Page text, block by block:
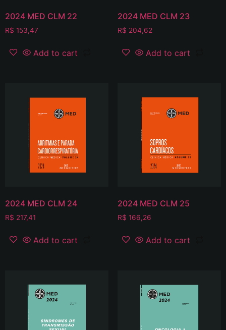
2024 MED CLM 22
R$ 153,47
Add to cart
2024 MED CLM 23
R$ 204,62
Add to cart
2024 MED CLM 24
R$ 217,41
Add to cart
2024 MED CLM 25
R$ 166,26
Add to cart